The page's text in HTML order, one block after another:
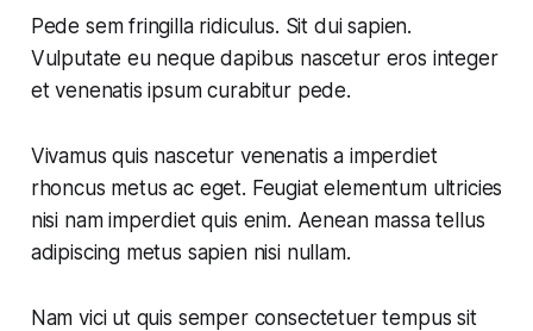
Pede sem fringilla ridiculus. Sit dui sapien.
Vulputate eu neque dapibus nascetur eros integer
et venenatis ipsum curabitur pede.
Vivamus quis nascetur venenatis a imperdiet
rhoncus metus ac eget. Feugiat elementum ultricies
nisi nam imperdiet quis enim. Aenean massa tellus
adipiscing metus sapien nisi nullam.
Nam vici ut quis semper consectetuer tempus sit